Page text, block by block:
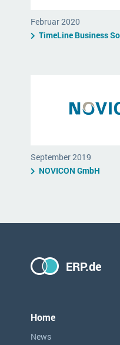
Februar 2020
TimeLine Business
September 2019
NOVICON GmbH
ERP.de
Home
News